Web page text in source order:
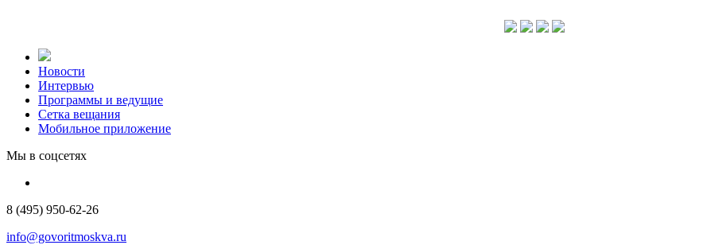
Новости
Интервью
Программы и ведущие
Сетка вещания
Мобильное приложение
Мы в соцсетях
8 (495) 950-62-26
info@govoritmoskva.ru